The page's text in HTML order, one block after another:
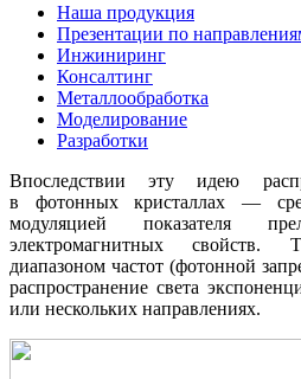
Наша продукция
Презентации по
Инжиниринг
Консалтинг
Металлообработка
Моделирование
Разработки
Впоследствии эту идею
в фотонных кристаллах —
модуляцией показателя
электромагнитных свойств.
диапазоном частот (фотонной
распространение света
или нескольких направлениях.